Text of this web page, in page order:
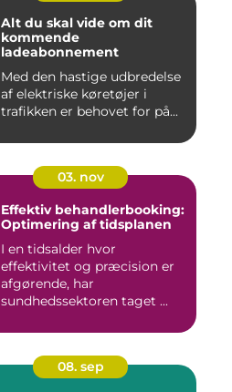
Alt du skal vide om dit
kommende
ladeabonnement
Med den hastige udbredelse
af elektriske køretøjer i
trafikken er behovet for på...
03. nov
Effektiv behandlerbooking:
Optimering af tidsplanen
I en tidsalder hvor
effektivitet og præcision er
afgørende, har
sundhedssektoren taget ...
08. sep